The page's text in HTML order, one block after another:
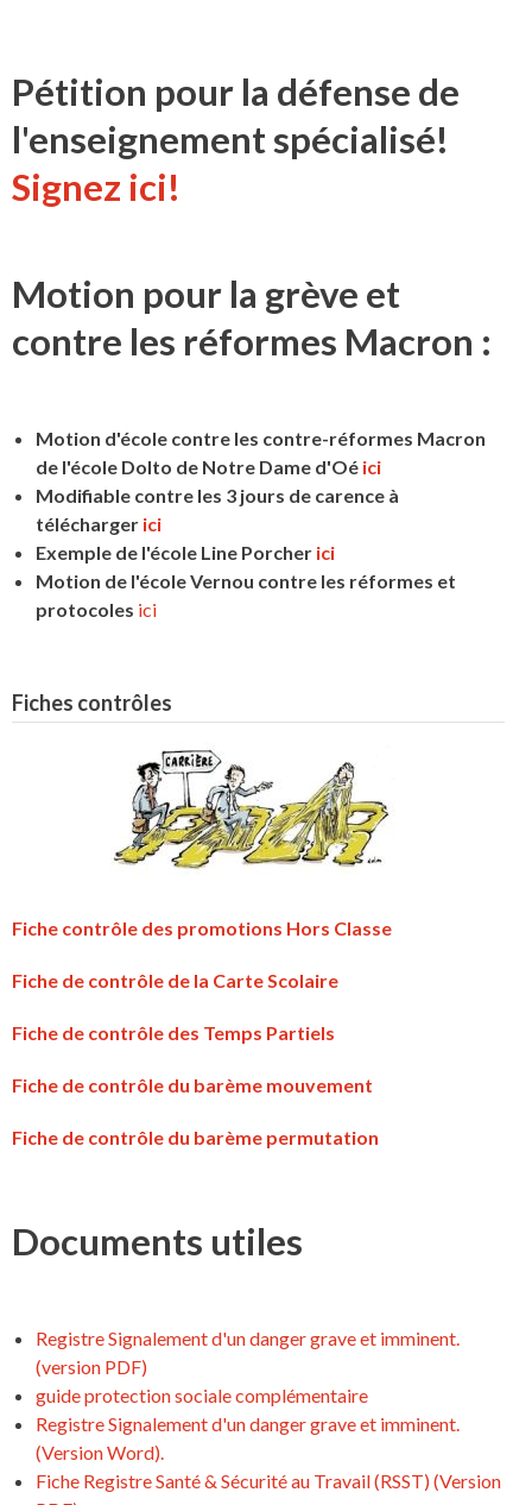
Pétition pour la défense de
l'enseignement spécialisé!
Signez ici!
Motion pour la grève et
contre les réformes Macron :
Motion d'école contre les contre-réformes Macron
de l'école Dolto de Notre Dame d'Oé ici
Modifiable contre les 3 jours de carence à
télécharger ici
Exemple de l'école Line Porcher ici
Motion de l'école Vernou contre les réformes et
protocoles ici
Fiches contrôles
Fiche contrôle des promotions Hors Classe
Fiche de contrôle de la Carte Scolaire
Fiche de contrôle des Temps Partiels
Fiche de contrôle du barème mouvement
Fiche de contrôle du barème permutation
Documents utiles
Registre Signalement d'un danger grave et imminent.
(version PDF)
guide protection sociale complémentaire
Registre Signalement d'un danger grave et imminent.
(Version Word).
Fiche Registre Santé & Sécurité au Travail (RSST) (Version